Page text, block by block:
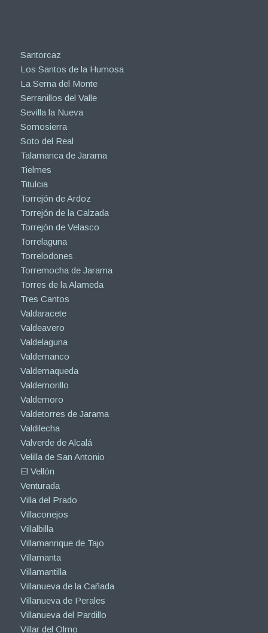
Santorcaz
Los Santos de la Humosa
La Serna del Monte
Serranillos del Valle
Sevilla la Nueva
Somosierra
Soto del Real
Talamanca de Jarama
Tielmes
Titulcia
Torrejón de Ardoz
Torrejón de la Calzada
Torrejón de Velasco
Torrelaguna
Torrelodones
Torremocha de Jarama
Torres de la Alameda
Tres Cantos
Valdaracete
Valdeavero
Valdelaguna
Valdemanco
Valdemaqueda
Valdemorillo
Valdemoro
Valdetorres de Jarama
Valdilecha
Valverde de Alcalá
Velilla de San Antonio
El Vellón
Venturada
Villa del Prado
Villaconejos
Villalbilla
Villamanrique de Tajo
Villamanta
Villamantilla
Villanueva de la Cañada
Villanueva de Perales
Villanueva del Pardillo
Villar del Olmo